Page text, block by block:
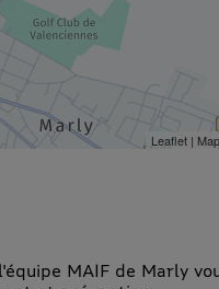
Leaflet|
MAIF de Marly